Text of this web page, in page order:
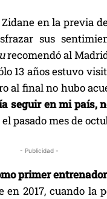
en la previa
sus
recomendó al
13 años estuvo
al final no hubo
seguir en mi país,
pasado mes de
- Publicidad -
primer
en 2017, cuando la